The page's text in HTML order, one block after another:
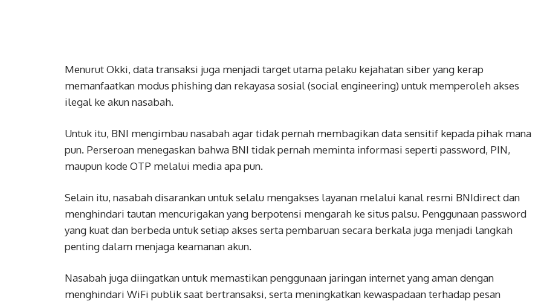
Menurut Okki, data transaksi juga menjadi target utama pelaku kejahatan siber yang kerap
memanfaatkan modus phishing dan rekayasa sosial (social engineering) untuk memperoleh akses
ilegal ke akun nasabah.
Untuk itu, BNI mengimbau nasabah agar tidak pernah membagikan data sensitif kepada pihak mana
pun. Perseroan menegaskan bahwa BNI tidak pernah meminta informasi seperti password, PIN,
maupun kode OTP melalui media apa pun.
Selain itu, nasabah disarankan untuk selalu mengakses layanan melalui kanal resmi BNIdirect dan
menghindari tautan mencurigakan yang berpotensi mengarah ke situs palsu. Penggunaan password
yang kuat dan berbeda untuk setiap akses serta pembaruan secara berkala juga menjadi langkah
penting dalam menjaga keamanan akun.
Nasabah juga diingatkan untuk memastikan penggunaan jaringan internet yang aman dengan
menghindari WiFi publik saat bertransaksi, serta meningkatkan kewaspadaan terhadap pesan